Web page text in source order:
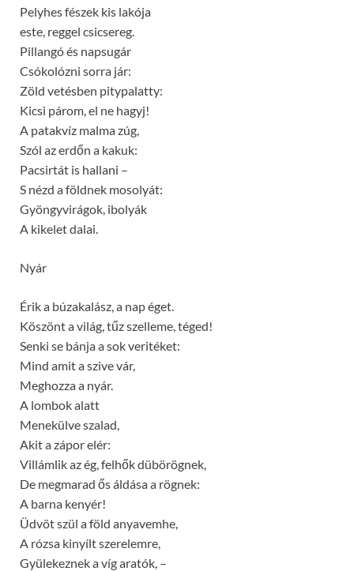
Pelyhes fészek kis lakója
este, reggel csicsereg.
Pillangó és napsugár
Csókolózni sorra jár:
Zöld vetésben pitypalatty:
Kicsi párom, el ne hagyj!
A patakvíz malma zúg,
Szól az erdőn a kakuk:
Pacsirtát is hallani –
S nézd a földnek mosolyát:
Gyöngyvirágok, ibolyák
A kikelet dalai.
Nyár
Érik a búzakalász, a nap éget.
Köszönt a világ, tűz szelleme, téged!
Senki se bánja a sok veritéket:
Mind amit a szive vár,
Meghozza a nyár.
A lombok alatt
Menekülve szalad,
Akit a zápor elér:
Villámlik az ég, felhők dübörögnek,
De megmarad ős áldása a rögnek:
A barna kenyér!
Üdvöt szül a föld anyavemhe,
A rózsa kinyílt szerelemre,
Gyülekeznek a víg aratók, –